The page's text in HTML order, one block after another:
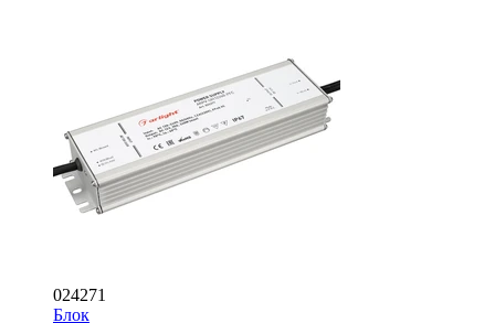
024271
Блок